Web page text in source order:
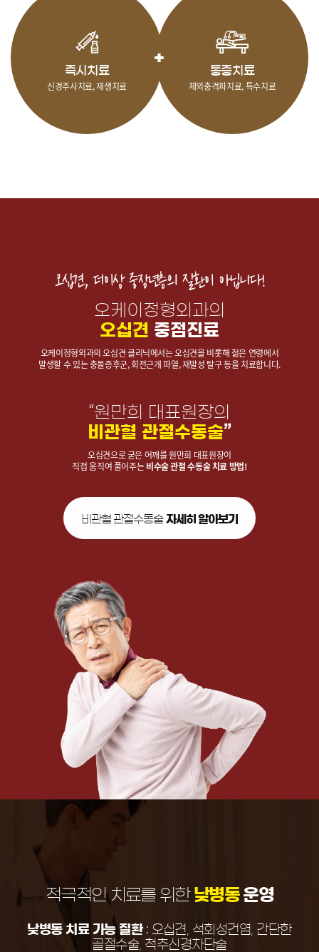
즉시치료
신경주사치료, 재생치료
통증치료
체외충격파치료, 특수치료
오십견, 더이상 중장년층의 질환이 아닙니다!
오케이정형외과의
오십견 중점진료
오케이정형외과의 오십견 클리닉에서는 오십견을 비롯해 젊은 연령에서
발생할 수 있는 충돌증후군, 회전근개 파열, 재발성 탈구 등을 치료합니다.
“원만희 대표원장의
비관혈 관절수동술”
오십견으로 굳은 어깨를 원만희 대표원장이
직접 움직여 풀어주는비수술 관절 수동술 치료 방법!
비관혈 관절수동술자세히 알아보기
적극적인 치료를 위한 낮병동운영
낮병동 치료 가능 질환: 오십견, 석회성건염, 간단한
골절수술, 척추신경차단술